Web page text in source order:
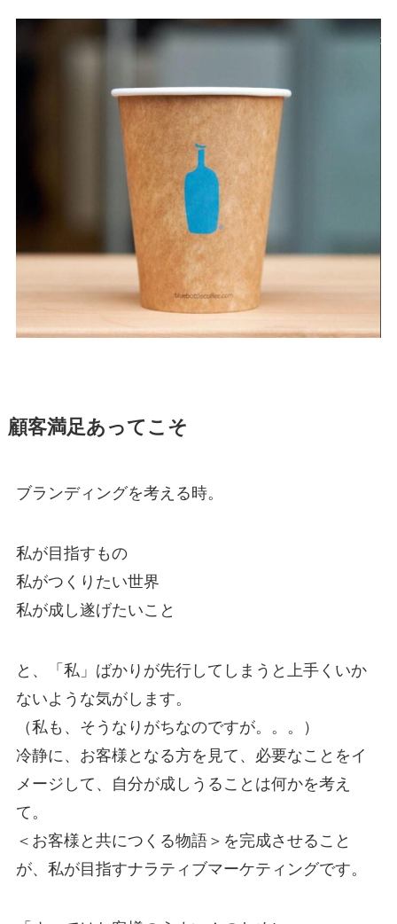
顧客満足あってこそ
ブランディングを考える時。
私が目指すもの
私がつくりたい世界
私が成し遂げたいこと
と、「私」ばかりが先行してしまうと上手くいか
ないような気がします。
（私も、そうなりがちなのですが。。。）
冷静に、お客様となる方を見て、必要なことをイ
メージして、自分が成しうることは何かを考え
て。
＜お客様と共につくる物語＞を完成させること
が、私が目指すナラティブマーケティングです。